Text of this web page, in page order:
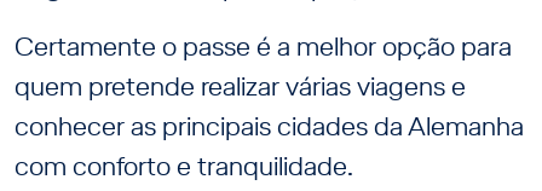
Certamente o passe é a melhor opção para
quem pretende realizar várias viagens e
conhecer as principais cidades da Alemanha
com conforto e tranquilidade.